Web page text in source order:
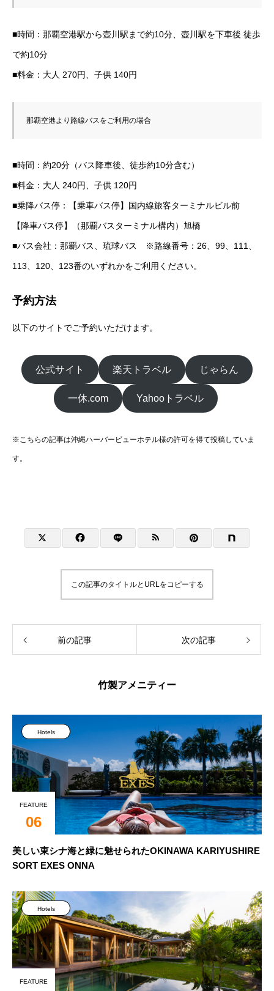
■時間：那覇空港駅から壺川駅まで約10分、壺川駅を下車後 徒歩
で約10分
■料金：大人 270円、子供 140円
那覇空港より路線バスをご利用の場合
■時間：約20分（バス降車後、徒歩約10分含む）
■料金：大人 240円、子供 120円
■乗降バス停：【乗車バス停】国内線旅客ターミナルビル前
【降車バス停】（那覇バスターミナル構内）旭橋
■バス会社：那覇バス、琉球バス ※路線番号：26、99、111、
113、120、123番のいずれかをご利用ください。
予約方法
以下のサイトでご予約いただけます。
公式サイト 楽天トラベル じゃらん
一休.com Yahooトラベル
※こちらの記事は沖縄ハーバービューホテル様の許可を得て投稿していま
す。
この記事のタイトルとURLをコピーする
前の記事 次の記事
竹製アメニティー
Hotels
FEATURE
06
美しい東シナ海と緑に魅せられたOKINAWA KARIYUSHIRE
SORT EXES ONNA
Hotels
FEATURE